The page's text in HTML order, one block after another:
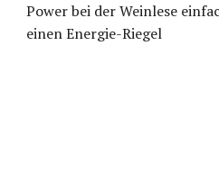
Power bei der Weinlese
einen Energie-Riegel